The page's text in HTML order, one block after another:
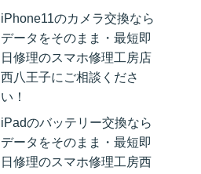
iPhone11のカメラ交換なら
データをそのまま・最短即
日修理のスマホ修理工房店
西八王子にご相談くださ
い！
iPadのバッテリー交換なら
データをそのまま・最短即
日修理のスマホ修理工房西